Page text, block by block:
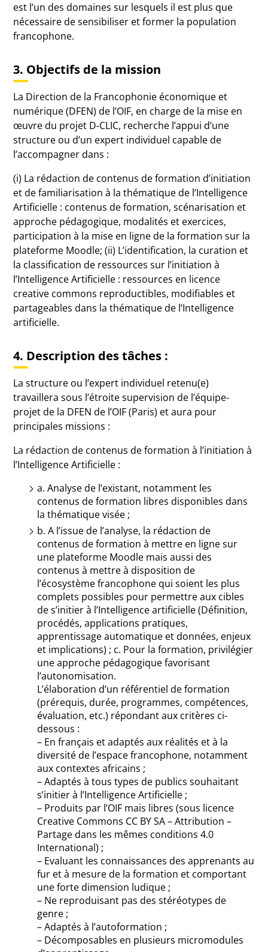
est l’un des domaines sur lesquels il est plus que
nécessaire de sensibiliser et former la population
francophone.
3. Objectifs de la mission
La Direction de la Francophonie économique et
numérique (DFEN) de l’OIF, en charge de la mise en
œuvre du projet D-CLIC, recherche l’appui d’une
structure ou d’un expert individuel capable de
l’accompagner dans :
(i) La rédaction de contenus de formation d’initiation
et de familiarisation à la thématique de l’Intelligence
Artificielle : contenus de formation, scénarisation et
approche pédagogique, modalités et exercices,
participation à la mise en ligne de la formation sur la
plateforme Moodle; (ii) L’identification, la curation et
la classification de ressources sur l’initiation à
l’Intelligence Artificielle : ressources en licence
creative commons reproductibles, modifiables et
partageables dans la thématique de l’Intelligence
artificielle.
4. Description des tâches :
La structure ou l’expert individuel retenu(e)
travaillera sous l’étroite supervision de l’équipe-
projet de la DFEN de l’OIF (Paris) et aura pour
principales missions :
La rédaction de contenus de formation à l’initiation à
l’Intelligence Artificielle :
a. Analyse de l’existant, notamment les
contenus de formation libres disponibles dans
la thématique visée ;
b. A l’issue de l’analyse, la rédaction de
contenus de formation à mettre en ligne sur
une plateforme Moodle mais aussi des
contenus à mettre à disposition de
l’écosystème francophone qui soient les plus
complets possibles pour permettre aux cibles
de s’initier à l’Intelligence artificielle (Définition,
procédés, applications pratiques,
apprentissage automatique et données, enjeux
et implications) ; c. Pour la formation, privilégier
une approche pédagogique favorisant
l’autonomisation.
L’élaboration d’un référentiel de formation
(prérequis, durée, programmes, compétences,
évaluation, etc.) répondant aux critères ci-
dessous :
– En français et adaptés aux réalités et à la
diversité de l’espace francophone, notamment
aux contextes africains ;
– Adaptés à tous types de publics souhaitant
s’initier à l’Intelligence Artificielle ;
– Produits par l’OIF mais libres (sous licence
Creative Commons CC BY SA – Attribution –
Partage dans les mêmes conditions 4.0
International) ;
– Evaluant les connaissances des apprenants au
fur et à mesure de la formation et comportant
une forte dimension ludique ;
– Ne reproduisant pas des stéréotypes de
genre ;
– Adaptés à l’autoformation ;
– Décomposables en plusieurs micromodules